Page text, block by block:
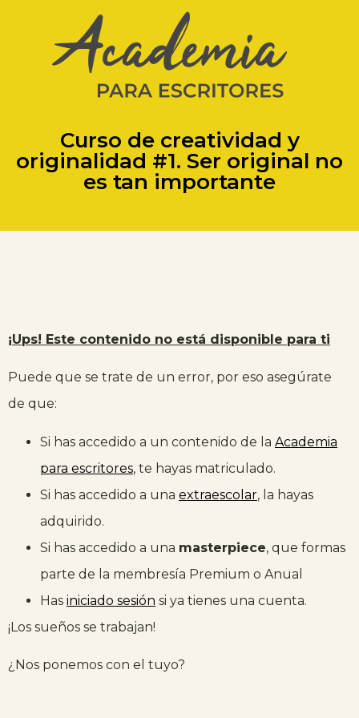
Curso de creatividad y
originalidad #1. Ser original no
es tan importante
¡Ups! Este contenido no está disponible para ti
Puede que se trate de un error, por eso asegúrate
de que:
Si has accedido a un contenido de la Academia
para escritores, te hayas matriculado.
Si has accedido a una extraescolar, la hayas
adquirido.
Si has accedido a una masterpiece, que formas
parte de la membresía Premium o Anual
Has iniciado sesión si ya tienes una cuenta.
¡Los sueños se trabajan!
¿Nos ponemos con el tuyo?